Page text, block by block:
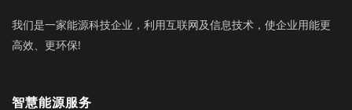
我们是一家能源科技企业，利用互联网及信息技术，使企业用能更
高效、更环保!
智慧能源服务